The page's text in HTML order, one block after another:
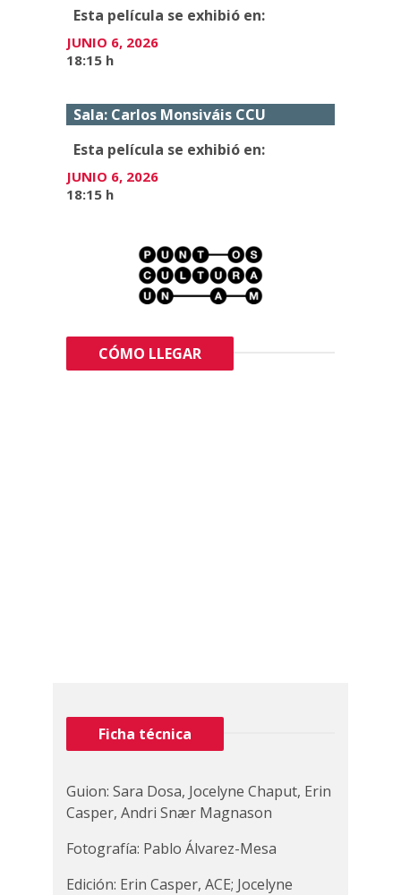
Esta película se exhibió en:
JUNIO 6, 2026
18:15 h
Sala: Carlos Monsiváis CCU
Esta película se exhibió en:
JUNIO 6, 2026
18:15 h
CÓMO LLEGAR
Ficha técnica
Guion: Sara Dosa, Jocelyne Chaput, Erin
Casper, Andri Snær Magnason
Fotografía: Pablo Álvarez-Mesa
Edición: Erin Casper, ACE; Jocelyne